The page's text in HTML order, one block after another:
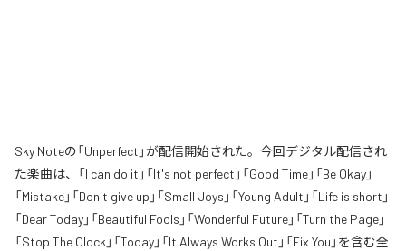
Sky Noteの「Unperfect」が配信開始された。今回デジタル配信され
た楽曲は、「I can do it」「It's not perfect」「Good Time」「Be Okay」
「Mistake」「Don't give up」「Small Joys」「Young Adult」「Life is short」
「Dear Today」「Beautiful Fools」「Wonderful Future」「Turn the Page」
「Stop The Clock」「Today」「It Always Works Out」「Fix You」を含む全